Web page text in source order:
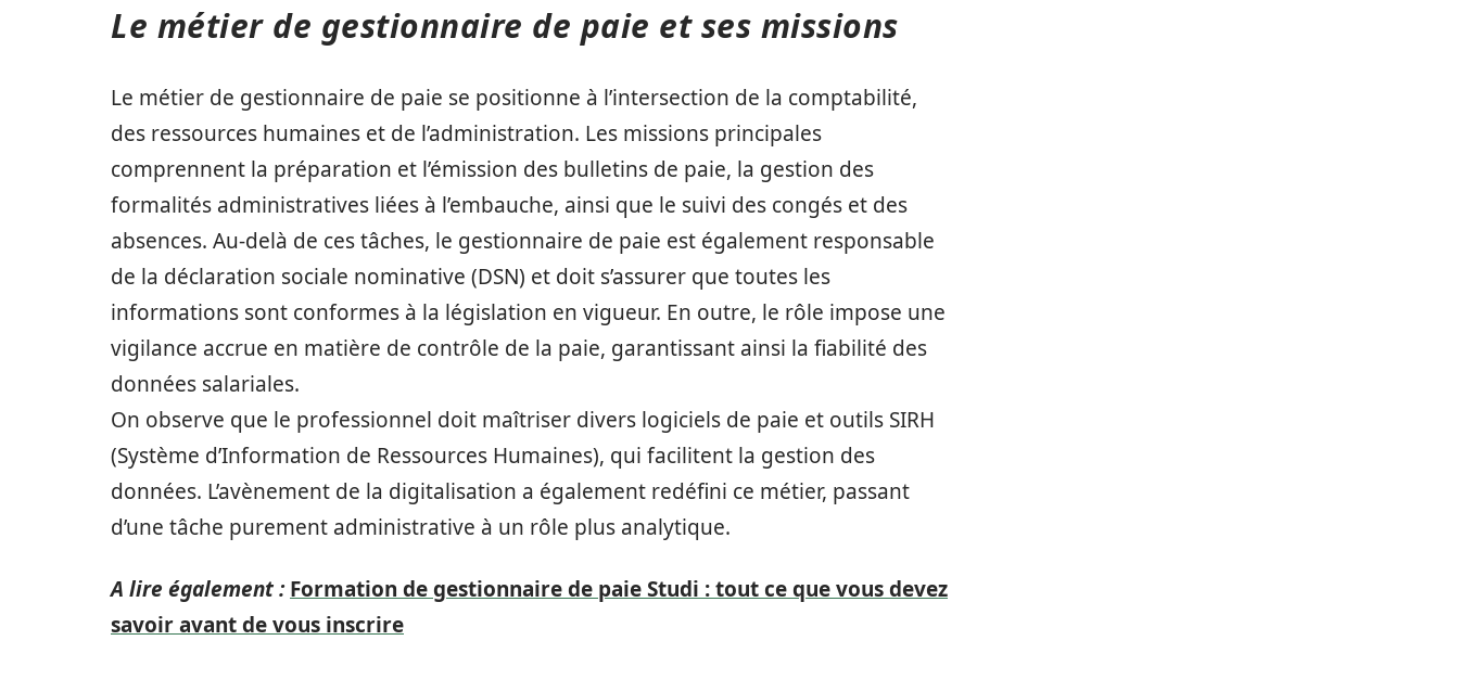
Le métier de gestionnaire de paie et ses missions
Le métier de gestionnaire de paie se positionne à l’intersection de la comptabilité,
des ressources humaines et de l’administration. Les missions principales
comprennent la préparation et l’émission des bulletins de paie, la gestion des
formalités administratives liées à l’embauche, ainsi que le suivi des congés et des
absences. Au-delà de ces tâches, le gestionnaire de paie est également responsable
de la déclaration sociale nominative (DSN) et doit s’assurer que toutes les
informations sont conformes à la législation en vigueur. En outre, le rôle impose une
vigilance accrue en matière de contrôle de la paie, garantissant ainsi la fiabilité des
données salariales.
On observe que le professionnel doit maîtriser divers logiciels de paie et outils SIRH
(Système d’Information de Ressources Humaines), qui facilitent la gestion des
données. L’avènement de la digitalisation a également redéfini ce métier, passant
d’une tâche purement administrative à un rôle plus analytique.
A lire également : Formation de gestionnaire de paie Studi : tout ce que vous devez
savoir avant de vous inscrire